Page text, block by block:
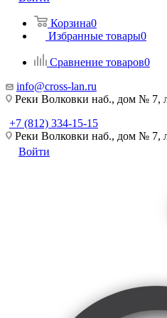
Корзина0
Избранные товары0
Сравнение товаров0
info@cross-lan.ru
Реки Волковки наб., дом № 7,
+7 (812) 334-15-15
Реки Волковки наб., дом № 7,
Войти